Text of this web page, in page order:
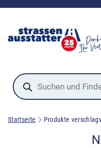
Products
search
Startseite Produkte